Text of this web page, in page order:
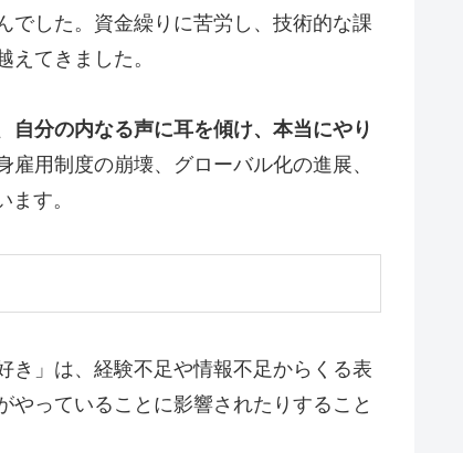
でした。資金繰りに苦労し、技術的な課
てきました。
自分の内なる声に耳を傾け、本当にやり
用制度の崩壊、グローバル化の進展、
す。
き」は、経験不足や情報不足からくる表
っていることに影響されたりすること